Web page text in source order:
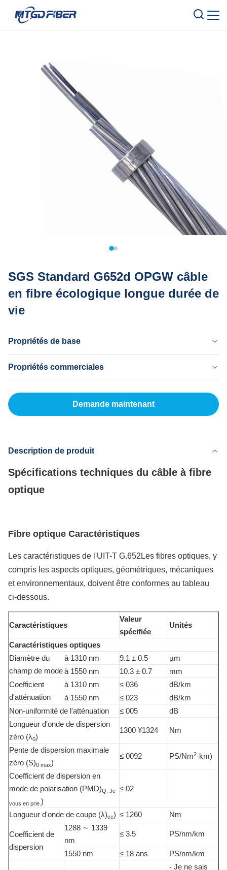
SGS Standard G652d OPGW câble
en fibre écologique longue durée de
vie
Propriétés de base
Dongguan Chine
MingTong
Certificat
Propriétés commerciales
20km
Prix Unitaire
LC, T/T
200km/Day
Demande maintenant
Description de produit
Spécifications techniques du câble à fibre
optique
Fibre optique Caractéristiques
Les caractéristiques de l'UIT-T G.652Les fibres optiques, y
compris les aspects optiques, géométriques, mécaniques
et environnementaux, doivent être conformes au tableau
ci-dessous.
Caractéristiques
Valeur
spécifiée
Unités
Caractéristiques optiques
Diamètre du
champ de mode
à 1310 nm 9.1 ± 0.5
μm
à 1550 nm
10.3 ± 0.7
mm
Coefficient
d'atténuation
à 1310 nm ≤ 036
dB/km
à 1550 nm
≤ 023
dB/km
Non-uniformité de l'atténuation
≤ 005
dB
Longueur d'onde de dispersion
zéro (λ0)
1300 ¥1324 Nm
Pente de dispersion maximale
zéro (S)0 max)
≤ 0092 PS/Nm2·km)
Coefficient de dispersion en
mode de polarisation (PMD)Q. Je
vous en prie. )
≤ 02
Longueur d'onde de coupe (λ)cc) ≤ 1260 Nm
Coefficient de
dispersion
1288 ∼ 1339
nm
≤ 3.5 PS/nm/km
1550 nm ≤ 18 ans PS/nm/km
- Je ne sais